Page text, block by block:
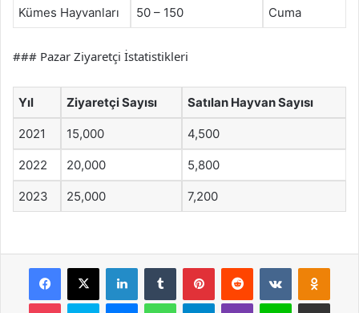
Kümes Hayvanları 50 – 150 Cuma
### Pazar Ziyaretçi İstatistikleri
Yıl Ziyaretçi Sayısı Satılan Hayvan Sayısı
2021 15,000 4,500
2022 20,000 5,800
2023 25,000 7,200
Facebook
X LinkedInTumblr PinterestReddit VKontakte
Pocket Skype MessengerWhatsAppTelegramViber Line E-Posta ile